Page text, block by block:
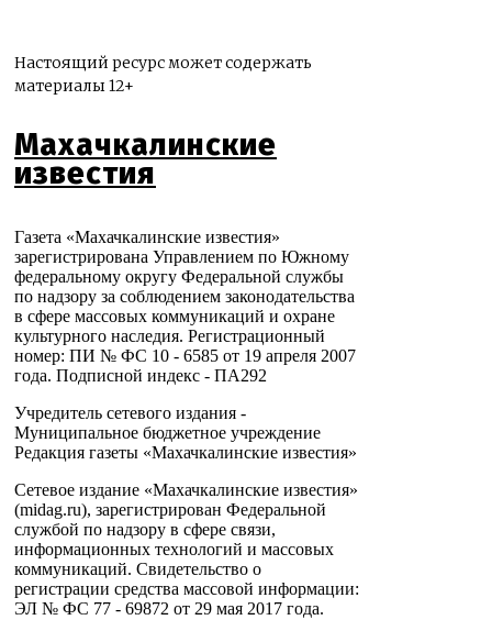
Настоящий ресурс может содержать
материалы 12+
Махачкалинские
известия
Газета «Махачкалинские известия»
зарегистрирована Управлением по Южному
федеральному округу Федеральной службы
по надзору за соблюдением законодательства
в сфере массовых коммуникаций и охране
культурного наследия. Регистрационный
номер: ПИ № ФС 10 - 6585 от 19 апреля 2007
года. Подписной индекс - ПА292
Учредитель сетевого издания -
Муниципальное бюджетное учреждение
Редакция газеты «Махачкалинские известия»
Сетевое издание «Махачкалинские известия»
(midag.ru), зарегистрирован Федеральной
службой по надзору в сфере связи,
информационных технологий и массовых
коммуникаций. Свидетельство о
регистрации средства массовой информации:
ЭЛ № ФС 77 - 69872 от 29 мая 2017 года.